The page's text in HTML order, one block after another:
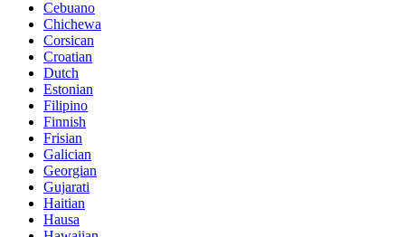
Cebuano
Chichewa
Corsican
Croatian
Dutch
Estonian
Filipino
Finnish
Frisian
Galician
Georgian
Gujarati
Haitian
Hausa